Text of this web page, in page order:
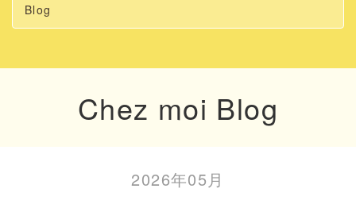
Blog
Chez moi Blog
2026年05月